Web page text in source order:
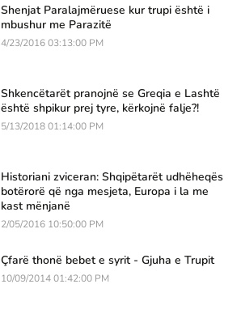
Shenjat Paralajmëruese kur trupi është i
mbushur me Parazitë
4/23/2016 03:13:00 PM
Shkencëtarët pranojnë se Greqia e Lashtë
është shpikur prej tyre, kërkojnë falje?!
5/13/2018 01:14:00 PM
Historiani zviceran: Shqipëtarët udhëheqës
botërorë që nga mesjeta, Europa i la me
kast mënjanë
2/05/2016 10:50:00 PM
Çfarë thonë bebet e syrit - Gjuha e Trupit
10/09/2014 01:42:00 PM